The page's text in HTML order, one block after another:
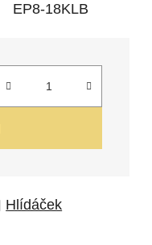
EP8-18KLB
Hlídáček